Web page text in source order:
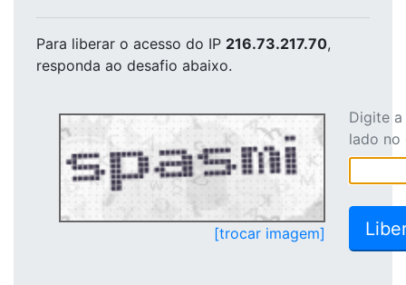
Para liberar o acesso do IP 216.73.217.70,
responda ao desafio abaixo.
[trocar imagem]
Digite
lado no